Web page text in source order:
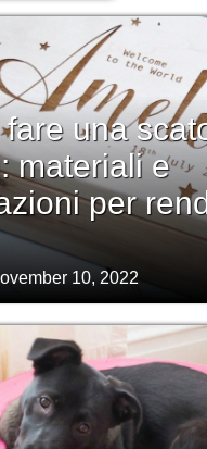
una
materiali e
per
10, 2022